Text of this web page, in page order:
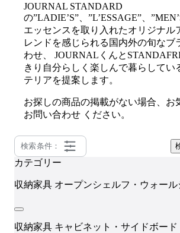
JOURNAL STANDARD
の”LADIE’S”、”L’ESSAGE”、
エッセンスを取り入れたオリジナル
レンドを感じられる国内外の旬なブ
わせ、 JOURNALくんと
きり自分らしく楽しんで暮らしてい
テリアを提案します。
お探しの商品の掲載がない場合、お
お問い合わせ ください。
検索条件：
カテゴリー
収納家具 オープンシェルフ・ウォール
収納家具 キャビネット・サイドボード